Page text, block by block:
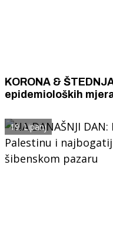
KORONA &
epidemioloških
19. Lipanj